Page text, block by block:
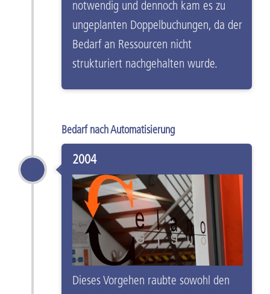
notwendig und dennoch kam es zu
ungeplanten Doppelbuchungen, da der
Bedarf an Ressourcen nicht
strukturiert nachgehalten wurde.
Bedarf nach Automatisierung
2004
Dieses Vorgehen raubte sowohl den